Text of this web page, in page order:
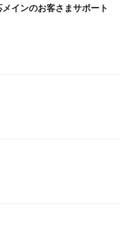
インのお客さまサポート